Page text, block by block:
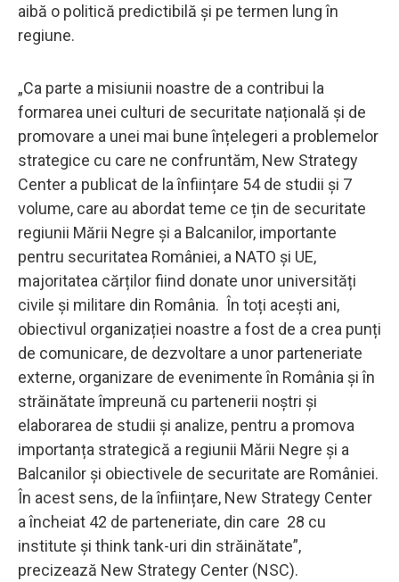
aibă o politică predictibilă și pe termen lung în
regiune.
„Ca parte a misiunii noastre de a contribui la
formarea unei culturi de securitate națională și de
promovare a unei mai bune înțelegeri a problemelor
strategice cu care ne confruntăm, New Strategy
Center a publicat de la înființare 54 de studii și 7
volume, care au abordat teme ce țin de securitate
regiunii Mării Negre și a Balcanilor, importante
pentru securitatea României, a NATO și UE,
majoritatea cărților fiind donate unor universități
civile și militare din România. În toți acești ani,
obiectivul organizației noastre a fost de a crea punți
de comunicare, de dezvoltare a unor parteneriate
externe, organizare de evenimente în România și în
străinătate împreună cu partenerii noștri și
elaborarea de studii și analize, pentru a promova
importanța strategică a regiunii Mării Negre și a
Balcanilor și obiectivele de securitate are României.
În acest sens, de la înființare, New Strategy Center
a încheiat 42 de parteneriate, din care 28 cu
institute și think tank-uri din străinătate”,
precizează New Strategy Center (NSC).